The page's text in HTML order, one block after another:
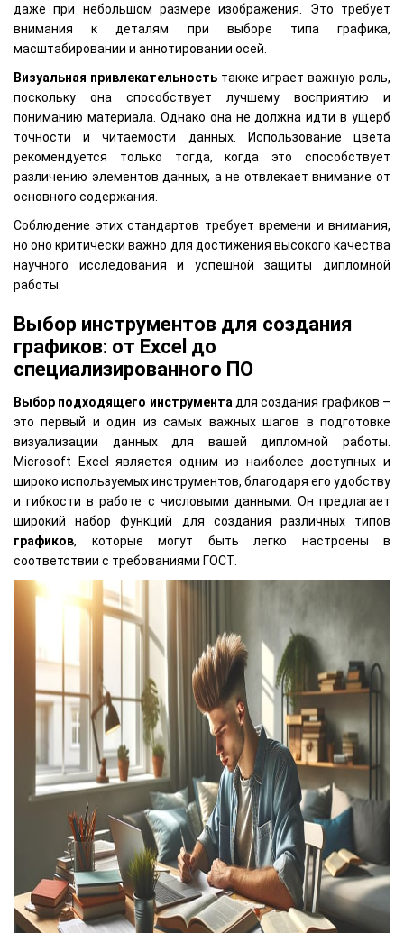
даже при небольшом размере изображения. Это требует
внимания к деталям при выборе типа графика,
масштабировании и аннотировании осей.
Визуальная привлекательность также играет важную роль,
поскольку она способствует лучшему восприятию и
пониманию материала. Однако она не должна идти в ущерб
точности и читаемости данных. Использование цвета
рекомендуется только тогда, когда это способствует
различению элементов данных, а не отвлекает внимание от
основного содержания.
Соблюдение этих стандартов требует времени и внимания,
но оно критически важно для достижения высокого качества
научного исследования и успешной защиты дипломной
работы.
Выбор инструментов для создания
графиков: от Excel до
специализированного ПО
Выбор подходящего инструмента для создания графиков –
это первый и один из самых важных шагов в подготовке
визуализации данных для вашей дипломной работы.
Microsoft Excel является одним из наиболее доступных и
широко используемых инструментов, благодаря его удобству
и гибкости в работе с числовыми данными. Он предлагает
широкий набор функций для создания различных типов
графиков, которые могут быть легко настроены в
соответствии с требованиями ГОСТ.